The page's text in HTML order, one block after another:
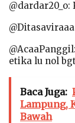
etika lu nol
Baca Juga:
Lampung,
Bawah